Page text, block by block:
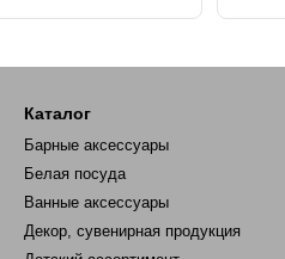
Каталог
Барные аксессуары
Белая посуда
Ванные аксессуары
Декор, сувенирная продукция